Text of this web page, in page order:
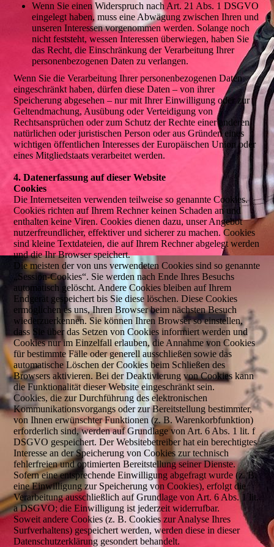
Wenn Sie einen Widerspruch nach Art. 21 Abs. 1 DSGVO
eingelegt haben, muss eine Abwägung zwischen Ihren und
unseren Interessen vorgenommen werden. Solange noch
nicht feststeht, wessen Interessen überwiegen, haben Sie
das Recht, die Einschränkung der Verarbeitung Ihrer
personenbezogenen Daten zu verlangen.
Wenn Sie die Verarbeitung Ihrer personenbezogenen Daten
eingeschränkt haben, dürfen diese Daten – von ihrer
Speicherung abgesehen – nur mit Ihrer Einwilligung oder zur
Geltendmachung, Ausübung oder Verteidigung von
Rechtsansprüchen oder zum Schutz der Rechte einer anderen
natürlichen oder juristischen Person oder aus Gründen eines
wichtigen öffentlichen Interesses der Europäischen Union oder
eines Mitgliedstaats verarbeitet werden.
4. Datenerfassung auf dieser Website
Cookies
Die Internetseiten verwenden teilweise so genannte Cookies.
Cookies richten auf Ihrem Rechner keinen Schaden an und
enthalten keine Viren. Cookies dienen dazu, unser Angebot
nutzerfreundlicher, effektiver und sicherer zu machen. Cookies
sind kleine Textdateien, die auf Ihrem Rechner abgelegt werden
und die Ihr Browser speichert.
Die meisten der von uns verwendeten Cookies sind so genannte
„Session-Cookies“. Sie werden nach Ende Ihres Besuchs
automatisch gelöscht. Andere Cookies bleiben auf Ihrem
Endgerät gespeichert bis Sie diese löschen. Diese Cookies
ermöglichen es uns, Ihren Browser beim nächsten Besuch
wiederzuerkennen. Sie können Ihren Browser so einstellen,
dass Sie über das Setzen von Cookies informiert werden und
Cookies nur im Einzelfall erlauben, die Annahme von Cookies
für bestimmte Fälle oder generell ausschließen sowie das
automatische Löschen der Cookies beim Schließen des
Browsers aktivieren. Bei der Deaktivierung von Cookies kann
die Funktionalität dieser Website eingeschränkt sein.
Cookies, die zur Durchführung des elektronischen
Kommunikationsvorgangs oder zur Bereitstellung bestimmter,
von Ihnen erwünschter Funktionen (z. B. Warenkorbfunktion)
erforderlich sind, werden auf Grundlage von Art. 6 Abs. 1 lit. f
DSGVO gespeichert. Der Websitebetreiber hat ein berechtigtes
Interesse an der Speicherung von Cookies zur technisch
fehlerfreien und optimierten Bereitstellung seiner Dienste.
Sofern eine entsprechende Einwilligung abgefragt wurde (z. B.
eine Einwilligung zur Speicherung von Cookies), erfolgt die
Verarbeitung ausschließlich auf Grundlage von Art. 6 Abs. 1 lit.
a DSGVO; die Einwilligung ist jederzeit widerrufbar.
Soweit andere Cookies (z. B. Cookies zur Analyse Ihres
Surfverhaltens) gespeichert werden, werden diese in dieser
Datenschutzerklärung gesondert behandelt.